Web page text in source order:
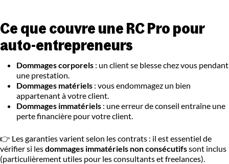
Ce que couvre une RC Pro pour
auto-entrepreneurs
Dommages corporels : un client se blesse chez vous pendant
une prestation.
Dommages matériels : vous endommagez un bien
appartenant à votre client.
Dommages immatériels : une erreur de conseil entraîne une
perte financière pour votre client.
👉 Les garanties varient selon les contrats : il est essentiel de
vérifier si lesdommages immatériels non consécutifssont inclus
(particulièrement utiles pour les consultants et freelances).